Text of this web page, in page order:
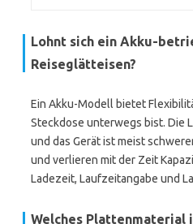
Lohnt sich ein Akku-
Reiseglätteisen?
Ein Akku-Modell bietet
Steckdose unterwegs bist. Die
und das Gerät ist meist
und verlieren mit der Zeit
Ladezeit, Laufzeitangabe und
Welches Plattenmaterial